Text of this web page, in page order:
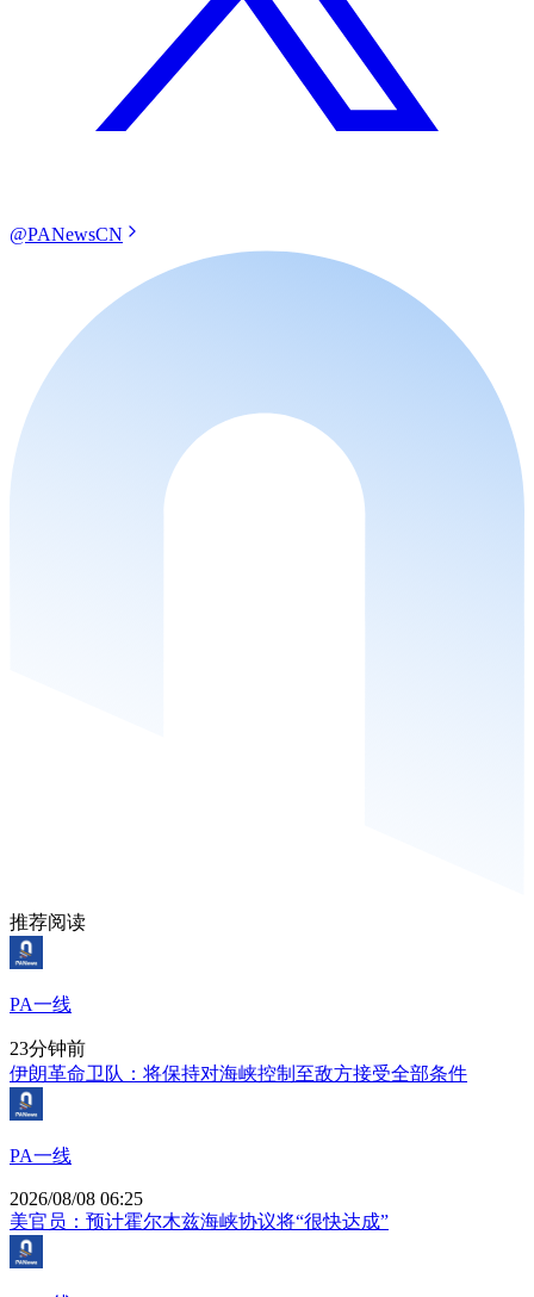
@PANewsCN
推荐阅读
PA一线
23分钟前
伊朗革命卫队：将保持对海峡控制至敌方接受全部条件
PA一线
2026/08/08 06:25
美官员：预计霍尔木兹海峡协议将“很快达成”